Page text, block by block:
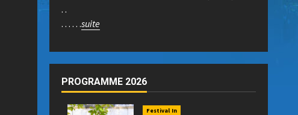
. .
. . . . . .suite
PROGRAMME 2026
Festival In